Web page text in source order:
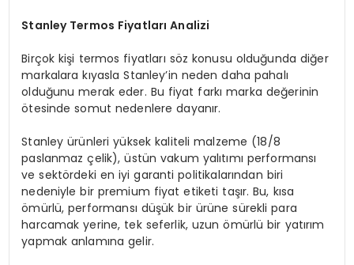
Stanley Termos Fiyatları Analizi
Birçok kişi termos fiyatları söz konusu olduğunda diğer
markalara kıyasla Stanley’in neden daha pahalı
olduğunu merak eder. Bu fiyat farkı marka değerinin
ötesinde somut nedenlere dayanır.
Stanley ürünleri yüksek kaliteli malzeme (18/8
paslanmaz çelik), üstün vakum yalıtımı performansı
ve sektördeki en iyi garanti politikalarından biri
nedeniyle bir premium fiyat etiketi taşır. Bu, kısa
ömürlü, performansı düşük bir ürüne sürekli para
harcamak yerine, tek seferlik, uzun ömürlü bir yatırım
yapmak anlamına gelir.